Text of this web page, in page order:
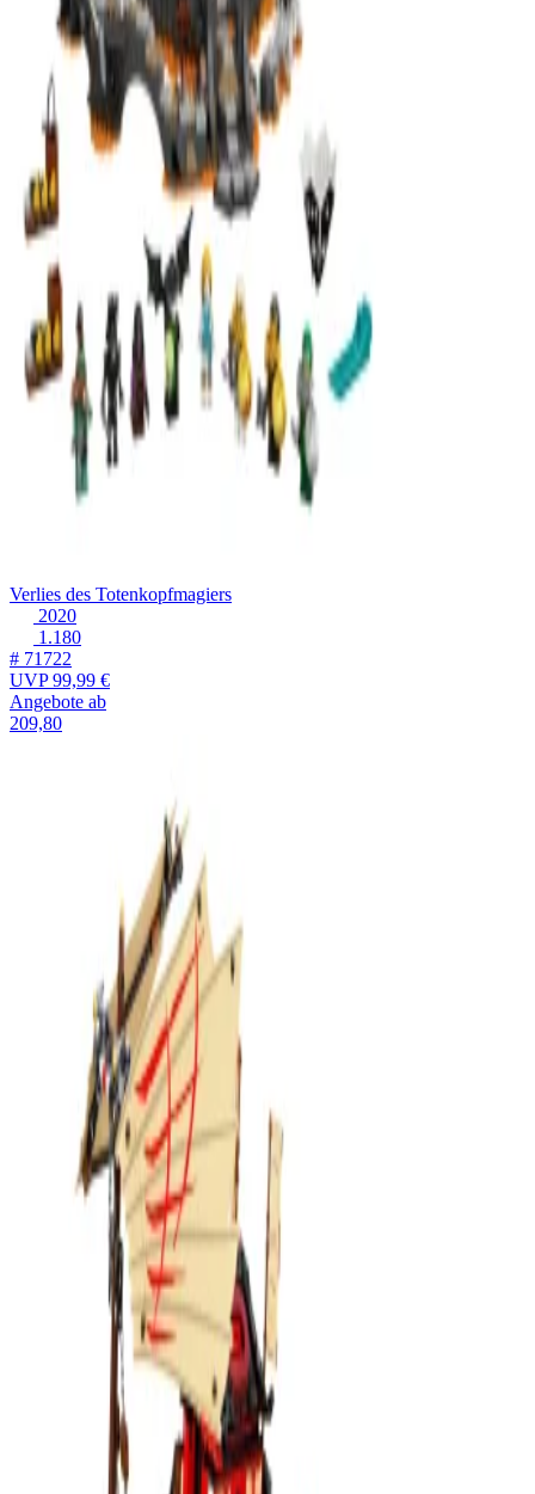
Verlies des Totenkopfmagiers
2020
1.180
# 71722
UVP99,99 €
Angebote ab
209,80